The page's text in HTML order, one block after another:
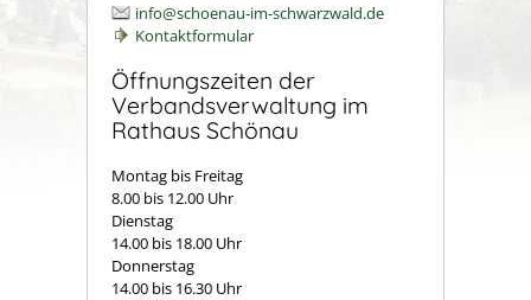
info@schoenau-im-schwarzwald.de
Kontaktformular
Öffnungszeiten der
Verbandsverwaltung im
Rathaus Schönau
Montag bis Freitag
8.00 bis 12.00 Uhr
Dienstag
14.00 bis 18.00 Uhr
Donnerstag
14.00 bis 16.30 Uhr